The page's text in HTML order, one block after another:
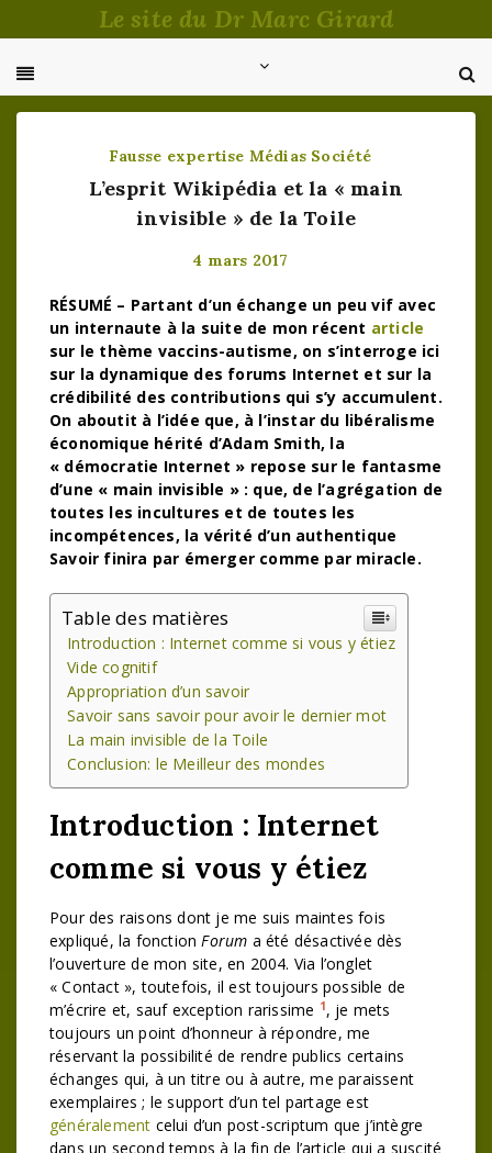
au
Le site du Dr Marc Girard
Fausse expertise Médias Société
L’esprit Wikipédia et la « main
invisible » de la Toile
4 mars 2017
RÉSUMÉ – Partant d’un échange un peu vif avec
un internaute à la suite de mon récent article
sur le thème vaccins-autisme, on s’interroge ici
sur la dynamique des forums Internet et sur la
crédibilité des contributions qui s’y accumulent.
On aboutit à l’idée que, à l’instar du libéralisme
économique hérité d’Adam Smith, la
« démocratie Internet » repose sur le fantasme
d’une « main invisible » : que, de l’agrégation de
toutes les incultures et de toutes les
incompétences, la vérité d’un authentique
Savoir finira par émerger comme par miracle.
Table des matières
Introduction : Internet comme si vous y étiez
Vide cognitif
Appropriation d’un savoir
Savoir sans savoir pour avoir le dernier mot
La main invisible de la Toile
Conclusion: le Meilleur des mondes
Introduction : Internet
comme si vous y étiez
Pour des raisons dont je me suis maintes fois
expliqué, la fonctionForum a été désactivée dès
l’ouverture de mon site, en 2004. Via l’onglet
« Contact », toutefois, il est toujours possible de
m’écrire et, sauf exception rarissime 1, je mets
toujours un point d’honneur à répondre, me
réservant la possibilité de rendre publics certains
échanges qui, à un titre ou à autre, me paraissent
exemplaires ; le support d’un tel partage est
généralement celui d’un post-scriptum que j’intègre
dans un second temps à la fin de l’article qui a suscité